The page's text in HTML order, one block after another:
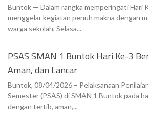
Buntok — Dalam rangka memperingati Hari
menggelar kegiatan penuh makna dengan
warga sekolah, Selasa...
PSAS SMAN 1 Buntok Hari Ke-3
Aman, dan Lancar
Buntok, 08/04/2026 – Pelaksanaan
Semester (PSAS) di SMAN 1 Buntok pada
dengan tertib, aman,...